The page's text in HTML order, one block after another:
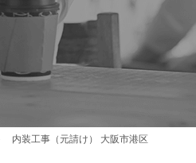
内装工事（元請け） 大阪市港区